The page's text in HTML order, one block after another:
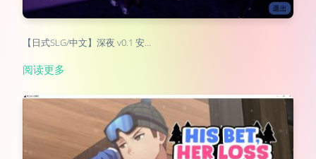
【日式SLG/中文】深夜 v0.1 安…
阅读更多